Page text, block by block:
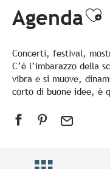
Agenda
Concerti, festival,
C’è l’imbarazzo della
vibra e si muove,
corto di buone idee, è